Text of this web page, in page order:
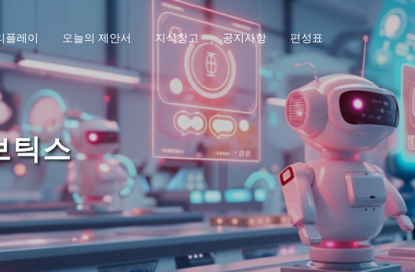
플레이 오늘의 제안서 지식창고 공지사항 편성표
틱스